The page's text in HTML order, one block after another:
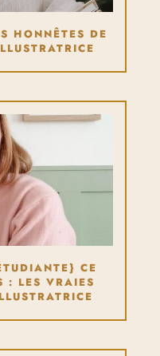
HONNÊTES DE
CE
: LES VRAIES